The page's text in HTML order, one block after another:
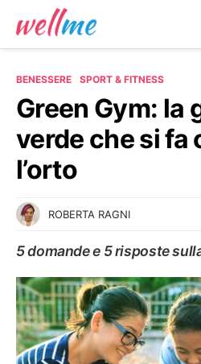
BENESSERE SPORT & FITNESS
Green Gym: la
verde che si fa
l’orto
ROBERTA RAGNI
5 domande e 5 risposte
SPORT & FITNESS